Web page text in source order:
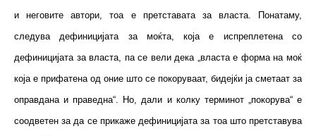
и неговите автори, тоа е претставата за власта. Понатаму,
следува дефиницијата за моќта, која е испреплетена со
дефиницијата за власта, па се вели дека „власта е форма на моќ
која е прифатена од оние што се покоруваат, бидејќи ја сметаат за
оправдана и праведна“. Но, дали и колку терминот „покорува“ е
соодветен за да се прикаже дефиницијата за тоа што претставува